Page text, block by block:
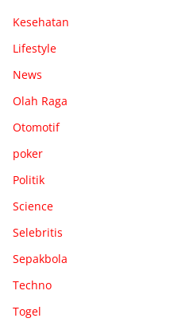
Kesehatan
Lifestyle
News
Olah Raga
Otomotif
poker
Politik
Science
Selebritis
Sepakbola
Techno
Togel